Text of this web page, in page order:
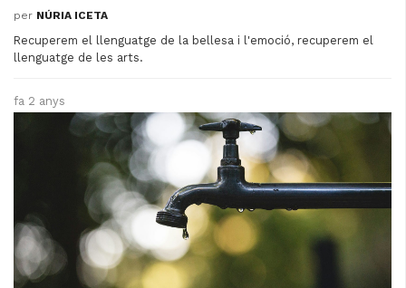
per NÚRIA ICETA
Recuperem el llenguatge de la bellesa i l'emoció, recuperem el
llenguatge de les arts.
fa 2 anys